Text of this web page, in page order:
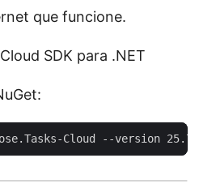
que funcione.
SDK para .NET